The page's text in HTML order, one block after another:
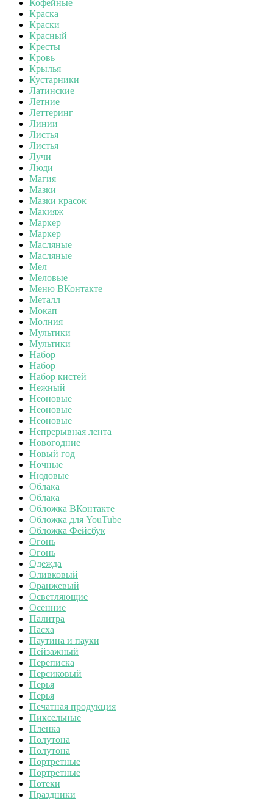
Кофейные
Краска
Краски
Красный
Кресты
Кровь
Крылья
Кустарники
Латинские
Летние
Леттеринг
Линии
Листья
Листья
Лучи
Люди
Магия
Мазки
Мазки красок
Макияж
Маркер
Маркер
Масляные
Масляные
Мел
Меловые
Меню ВКонтакте
Металл
Мокап
Молния
Мультики
Мультики
Набор
Набор
Набор кистей
Нежный
Неоновые
Неоновые
Неоновые
Непрерывная лента
Новогодние
Новый год
Ночные
Нюдовые
Облака
Облака
Обложка ВКонтакте
Обложка для YouTube
Обложка Фейсбук
Огонь
Огонь
Одежда
Оливковый
Оранжевый
Осветляющие
Осенние
Палитра
Пасха
Паутина и пауки
Пейзажный
Переписка
Персиковый
Перья
Перья
Печатная продукция
Пиксельные
Пленка
Полутона
Полутона
Портретные
Портретные
Потеки
Праздники